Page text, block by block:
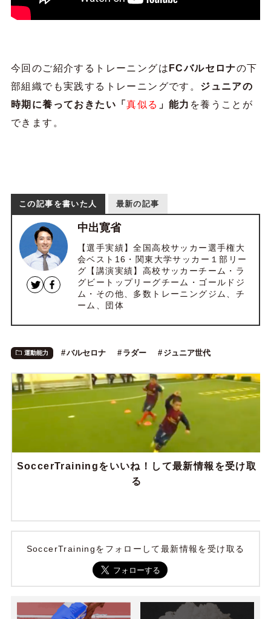
今回のご紹介するトレーニングは FCバルセロナの下
部組織でも実践するトレーニングです。 ジュニアの
時期に養っておきたい「真似る 」能力 を養うことが
できます。
この記事を書いた人 最新の記事
中出寛省
【選手実績】全国高校サッカー選手権大
会ベスト16・関東大学サッカー１部リー
グ【講演実績】高校サッカーチーム・ラ
グビートップリーグチーム・ゴールドジ
ム・その他、多数トレーニングジム、チ
ーム、団体
運動能力 バルセロナ ラダー ジュニア世代
SoccerTrainingをいいね！して最新情報を受け取
る
SoccerTrainingをフォローして最新情報を受け取る